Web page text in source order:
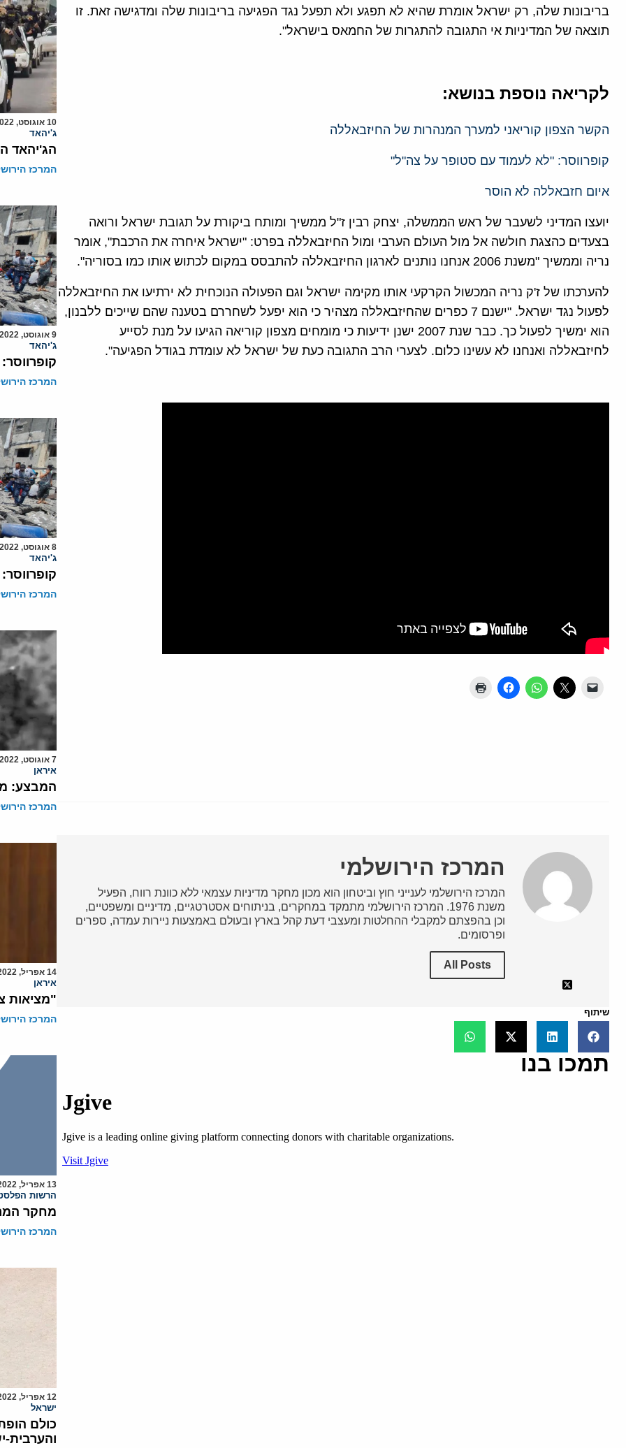
בריבונות שלה, רק ישראל אומרת שהיא לא תפגע ולא תפעל נגד הפגיעה בריבונות שלה ומדגישה זאת. זו
תוצאה של המדיניות אי התגובה להתגרות של החמאס בישראל".
לקריאה נוספת בנושא:
הקשר הצפון קוריאני למערך המנהרות של החיזבאללה
קופרווסר: "לא לעמוד עם סטופר על צה"ל"
איום חזבאללה לא הוסר
יועצו המדיני לשעבר של ראש הממשלה, יצחק רבין ז"ל ממשיך ומותח ביקורת על תגובת ישראל ורואה
בצעדים כהצגת חולשה אל מול העולם הערבי ומול החיזבאללה בפרט: "ישראל איחרה את הרכבת", אומר
נריה וממשיך "משנת 2006 אנחנו נותנים לארגון החיזבאללה להתבסס במקום לכתוש אותו כמו בסוריה".
להערכתו של ז'ק נריה המכשול הקרקעי אותו מקימה ישראל וגם הפעולה הנוכחית לא ירתיעו את החיזבאללה
לפעול נגד ישראל. "ישנם 7 כפרים שהחיזבאללה מצהיר כי הוא יפעל לשחררם בטענה שהם שייכים ללבנון,
הוא ימשיך לפעול כך. כבר שנת 2007 ישנן ידיעות כי מומחים מצפון קוריאה הגיעו על מנת לסייע
לחיזבאללה ואנחנו לא עשינו כלום. לצערי הרב התגובה כעת של ישראל לא עומדת בגודל הפגיעה".
המרכז הירושלמי
המרכז הירושלמי לענייני חוץ וביטחון הוא מכון מחקר מדיניות עצמאי ללא כוונת רווח, הפעיל
משנת 1976. המרכז הירושלמי מתמקד במחקרים, בניתוחים אסטרטגיים, מדיניים ומשפטיים,
וכן בהפצתם למקבלי ההחלטות ומעצבי דעת קהל בארץ ובעולם באמצעות ניירות עמדה, ספרים
ופרסומים.
All Posts
שיתוף
תמכו בנו
10 אוגוסט, 2022
ג'יהאד
הג'יהאד
המרכז
9 אוגוסט, 2022
ג'יהאד
המרכז
8 אוגוסט, 2022
ג'יהאד
המרכז
7 אוגוסט, 2022
איראן
המבצע:
המרכז
14 אפריל, 2022
איראן
"מציאות
המרכז
13 אפריל, 2022
הרשות
מחקר
המרכז
12 אפריל, 2022
ישראל
כולם
והערבית-